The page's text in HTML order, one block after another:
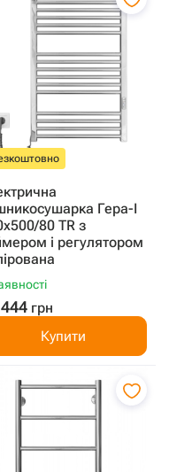
Гера-I
80 TR з
і регулятором
грн
Купити